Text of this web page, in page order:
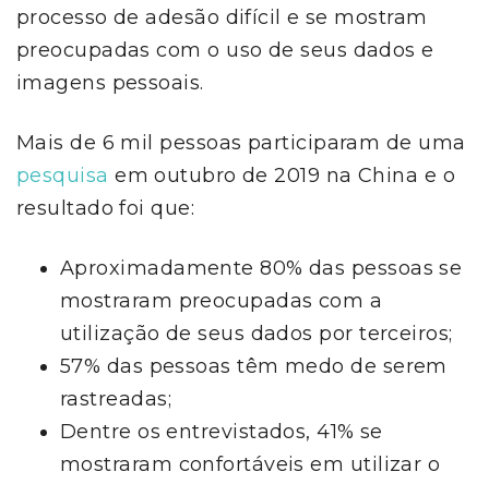
processo de adesão difícil e se mostram
preocupadas com o uso de seus dados e
imagens pessoais.
Mais de 6 mil pessoas participaram de uma
pesquisa em outubro de 2019 na China e o
resultado foi que:
Aproximadamente 80% das pessoas se
mostraram preocupadas com a
utilização de seus dados por terceiros;
57% das pessoas têm medo de serem
rastreadas;
Dentre os entrevistados, 41% se
mostraram confortáveis em utilizar o